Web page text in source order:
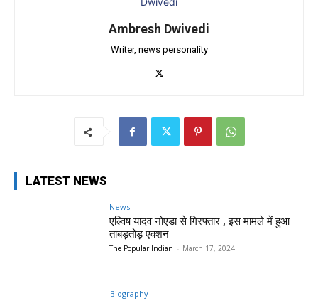
Ambresh Dwivedi
Writer, news personality
LATEST NEWS
News
एल्विष यादव नोएडा से गिरफ्तार , इस मामले में हुआ
ताबड़तोड़ एक्शन
The Popular Indian - March 17, 2024
Biography